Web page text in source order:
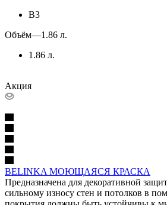
B3
Объём—1.86 л.
1.86 л.
Акция
BELINKA МОЮЩАЯСЯ КРАСКА
Предназначена для декоративной
сильному износу стен и потолков в